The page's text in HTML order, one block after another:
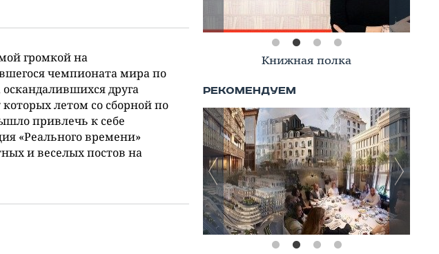
громкой на
чемпионата мира по
друга
летом со сборной по
привлечь к себе
«Реального времени»
и веселых постов на
Книжная полка